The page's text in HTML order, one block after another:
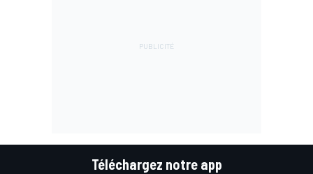
Téléchargez notre app